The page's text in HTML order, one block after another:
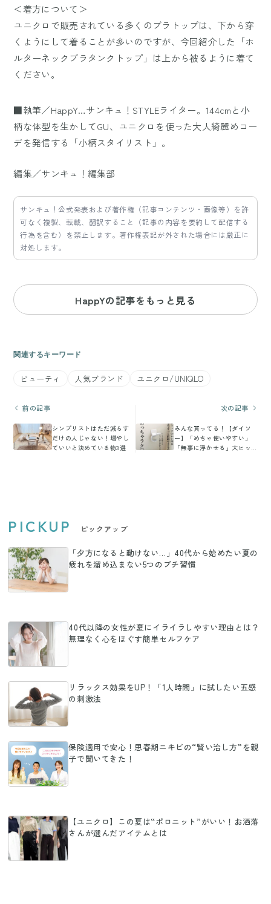
＜着方について＞
ユニクロで販売されている多くのブラトップは、下から穿
くようにして着ることが多いのですが、今回紹介した「ホ
ルターネックブラタンクトップ」は上から被るように着て
ください。
■執筆／HappY…サンキュ！STYLEライター。144cmと小
柄な体型を生かしてGU、ユニクロを使った大人綺麗めコー
デを発信する「小柄スタイリスト」。
編集／サンキュ！編集部
サンキュ！公式発表および著作権（記事コンテンツ・画像等）を許
可なく複製、転載、翻訳すること（記事の内容を要約して配信する
行為を含む）を禁止します。著作権表記が外された場合には厳正に
対処します。
HappYの記事をもっと見る
関連するキーワード
ビューティ 人気ブランド ユニクロ/UNIQLO
前の記事
シンプリストはただ減らす
だけの人じゃない！増やし
ていいと決めている物3選
次の記事
みんな買ってる！【ダイソ
ー】「めちゃ使いやすい」
「無事に浮かせる」大ヒッ
PICKUP ピックアップ
「夕方になると動けない…」40代から始めたい夏の
疲れを溜め込まない5つのプチ習慣
40代以降の女性が夏にイライラしやすい理由とは？
無理なく心をほぐす簡単セルフケア
リラックス効果をUP！「1人時間」に試したい五感
の刺激法
保険適用で安心！思春期ニキビの“賢い治し方”を親
子で聞いてきた！
【ユニクロ】この夏は“ポロニット”がいい！お洒落
さんが選んだアイテムとは